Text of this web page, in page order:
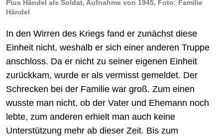
Pius Händel als Soldat, Aufnahme von 1945, Foto: Familie
Händel
In den Wirren des Kriegs fand er zunächst diese
Einheit nicht, weshalb er sich einer anderen Truppe
anschloss. Da er nicht zu seiner eigenen Einheit
zurückkam, wurde er als vermisst gemeldet. Der
Schrecken bei der Familie war groß. Zum einen
wusste man nicht, ob der Vater und Ehemann noch
lebte, zum anderen erhielt man auch keine
Unterstützung mehr ab dieser Zeit. Bis zum